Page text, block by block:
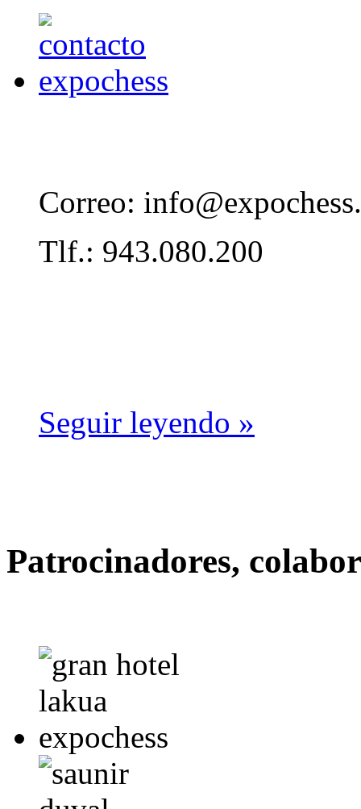
Correo:
Tlf.: 943.080.200
Seguir leyendo »
Patrocinadores,